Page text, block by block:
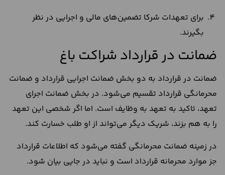
برای تعهدات شرکا تضمین‌های مالی و اجرایی در نظر
بگیرند.
ضمانت در قرارداد شراکت باغ
ضمانت در قرارداد به دو بخش ضمانت اجرایی قرارداد و ضمانت
محرمانگی قرارداد تقسیم می‌شود. در بخش ضمانت اجرای
تعهد، تاکید به تعهد به وظایف است. اما اگر شخصی این تعهد
را به هم بزند، شریک دیگر می‌تواند از او طلب خسارت کند.
در زمینه ضمانت محرمانگی گفته می‌شود که اطلاعات قرارداد
جز موارد محرمانه قرارداد است و نباید در جایی بیان شود.